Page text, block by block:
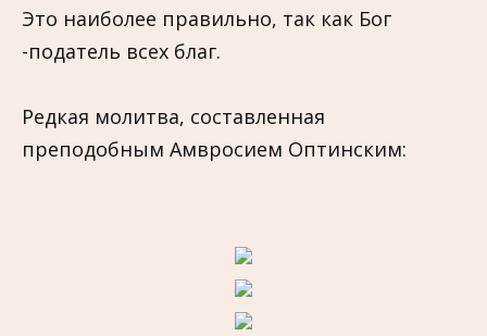
Это наиболее правильно, так как Бог
-податель всех благ.
Редкая молитва, составленная
преподобным Амвросием Оптинским: